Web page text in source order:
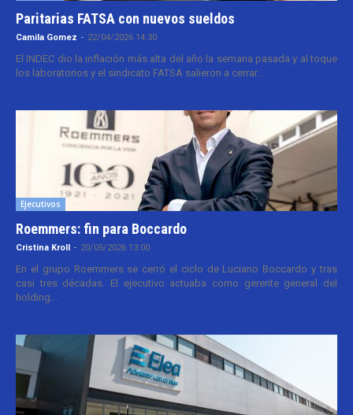
Paritarias FATSA con nuevos sueldos
Camila Gomez - 22/04/2026 14:30
El INDEC dio la inflación más alta del año la semana pasada y al toque
los laboratorios y el sindicato FATSA salieron a cerrar...
Ejecutivos
Roemmers: fin para Boccardo
Cristina Kroll - 20/05/2026 13:00
En el grupo Roemmers se cerró el ciclo de Luciano Boccardo y tras
casi tres décadas. El ejecutivo actuaba como gerente general del
holding...